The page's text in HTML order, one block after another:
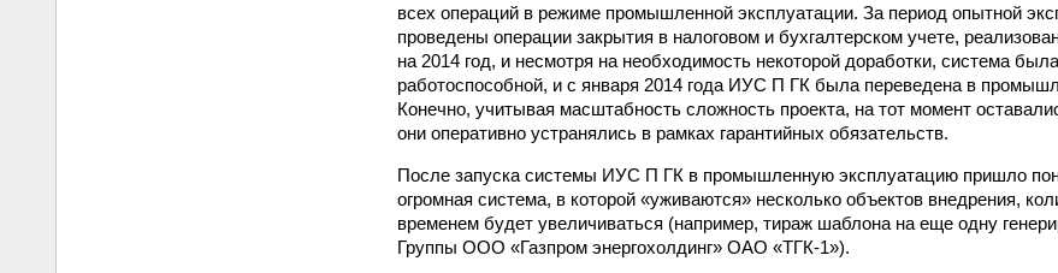
всех операций в режиме промышленной эксплуатации. За период опытной
проведены операции закрытия в налоговом и бухгалтерском учете,
на 2014 год, и несмотря на необходимость некоторой доработки, система
работоспособной, и с января 2014 года ИУС П ГК была переведена в
Конечно, учитывая масштабность сложность проекта, на тот момент
они оперативно устранялись в рамках гарантийных обязательств.
После запуска системы ИУС П ГК в промышленную эксплуатацию пришло
огромная система, в которой «уживаются» несколько объектов внедрения,
временем будет увеличиваться (например, тираж шаблона на еще одну
Группы ООО «Газпром энергохолдинг» ОАО «ТГК-1»).